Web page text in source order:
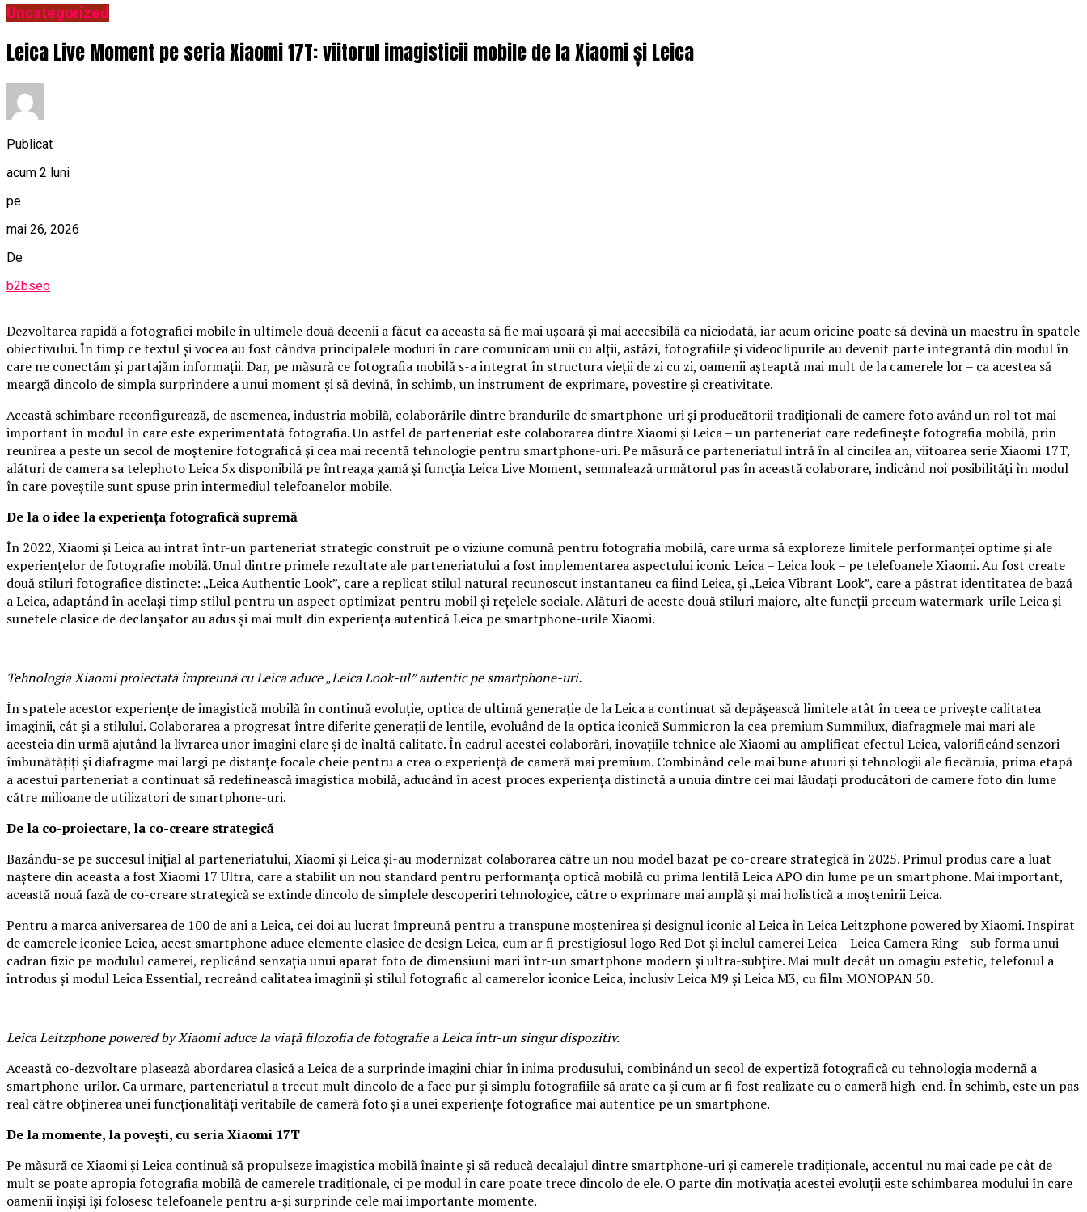
Uncategorized
Leica Live Moment pe seria Xiaomi 17T: viitorul imagisticii mobile de la Xiaomi și Leica
Publicat
acum 2 luni
pe
mai 26, 2026
De
b2bseo
Dezvoltarea rapidă a fotografiei mobile în ultimele două decenii a făcut ca aceasta să fie mai ușoară și mai accesibilă ca niciodată, iar acum oricine poate să devină un maestru în spatele
obiectivului. În timp ce textul și vocea au fost cândva principalele moduri în care comunicam unii cu alții, astăzi, fotografiile și videoclipurile au devenit parte integrantă din modul în
care ne conectăm și partajăm informații. Dar, pe măsură ce fotografia mobilă s-a integrat în structura vieții de zi cu zi, oamenii așteaptă mai mult de la camerele lor – ca acestea să
meargă dincolo de simpla surprindere a unui moment și să devină, în schimb, un instrument de exprimare, povestire și creativitate.
Această schimbare reconfigurează, de asemenea, industria mobilă, colaborările dintre brandurile de smartphone-uri și producătorii tradiționali de camere foto având un rol tot mai
important în modul în care este experimentată fotografia. Un astfel de parteneriat este colaborarea dintre Xiaomi și Leica – un parteneriat care redefinește fotografia mobilă, prin
reunirea a peste un secol de moștenire fotografică și cea mai recentă tehnologie pentru smartphone-uri. Pe măsură ce parteneriatul intră în al cincilea an, viitoarea serie Xiaomi 17T,
alături de camera sa telephoto Leica 5x disponibilă pe întreaga gamă și funcția Leica Live Moment, semnalează următorul pas în această colaborare, indicând noi posibilități în modul
în care poveștile sunt spuse prin intermediul telefoanelor mobile.
De la o idee la experiența fotografică supremă
În 2022, Xiaomi și Leica au intrat într-un parteneriat strategic construit pe o viziune comună pentru fotografia mobilă, care urma să exploreze limitele performanței optime și ale
experiențelor de fotografie mobilă. Unul dintre primele rezultate ale parteneriatului a fost implementarea aspectului iconic Leica – Leica look – pe telefoanele Xiaomi. Au fost create
două stiluri fotografice distincte: „Leica Authentic Look”, care a replicat stilul natural recunoscut instantaneu ca fiind Leica, și „Leica Vibrant Look”, care a păstrat identitatea de bază
a Leica, adaptând în același timp stilul pentru un aspect optimizat pentru mobil și rețelele sociale. Alături de aceste două stiluri majore, alte funcții precum watermark-urile Leica și
sunetele clasice de declanșator au adus și mai mult din experiența autentică Leica pe smartphone-urile Xiaomi.
Tehnologia Xiaomi proiectată împreună cu Leica aduce „Leica Look-ul” autentic pe smartphone-uri.
În spatele acestor experiențe de imagistică mobilă în continuă evoluție, optica de ultimă generație de la Leica a continuat să depășească limitele atât în ceea ce privește calitatea
imaginii, cât și a stilului. Colaborarea a progresat între diferite generații de lentile, evoluând de la optica iconică Summicron la cea premium Summilux, diafragmele mai mari ale
acesteia din urmă ajutând la livrarea unor imagini clare și de înaltă calitate. În cadrul acestei colaborări, inovațiile tehnice ale Xiaomi au amplificat efectul Leica, valorificând senzori
îmbunătățiți și diafragme mai largi pe distanțe focale cheie pentru a crea o experiență de cameră mai premium. Combinând cele mai bune atuuri și tehnologii ale fiecăruia, prima etapă
a acestui parteneriat a continuat să redefinească imagistica mobilă, aducând în acest proces experiența distinctă a unuia dintre cei mai lăudați producători de camere foto din lume
către milioane de utilizatori de smartphone-uri.
De la co-proiectare, la co-creare strategică
Bazându-se pe succesul inițial al parteneriatului, Xiaomi și Leica și-au modernizat colaborarea către un nou model bazat pe co-creare strategică în 2025. Primul produs care a luat
naștere din aceasta a fost Xiaomi 17 Ultra, care a stabilit un nou standard pentru performanța optică mobilă cu prima lentilă Leica APO din lume pe un smartphone. Mai important,
această nouă fază de co-creare strategică se extinde dincolo de simplele descoperiri tehnologice, către o exprimare mai amplă și mai holistică a moștenirii Leica.
Pentru a marca aniversarea de 100 de ani a Leica, cei doi au lucrat împreună pentru a transpune moștenirea și designul iconic al Leica în Leica Leitzphone powered by Xiaomi. Inspirat
de camerele iconice Leica, acest smartphone aduce elemente clasice de design Leica, cum ar fi prestigiosul logo Red Dot și inelul camerei Leica – Leica Camera Ring – sub forma unui
cadran fizic pe modulul camerei, replicând senzația unui aparat foto de dimensiuni mari într-un smartphone modern și ultra-subțire. Mai mult decât un omagiu estetic, telefonul a
introdus și modul Leica Essential, recreând calitatea imaginii și stilul fotografic al camerelor iconice Leica, inclusiv Leica M9 și Leica M3, cu film MONOPAN 50.
Leica Leitzphone powered by Xiaomi aduce la viață filozofia de fotografie a Leica într-un singur dispozitiv.
Această co-dezvoltare plasează abordarea clasică a Leica de a surprinde imagini chiar în inima produsului, combinând un secol de expertiză fotografică cu tehnologia modernă a
smartphone-urilor. Ca urmare, parteneriatul a trecut mult dincolo de a face pur și simplu fotografiile să arate ca și cum ar fi fost realizate cu o cameră high-end. În schimb, este un pas
real către obținerea unei funcționalități veritabile de cameră foto și a unei experiențe fotografice mai autentice pe un smartphone.
De la momente, la povești, cu seria Xiaomi 17T
Pe măsură ce Xiaomi și Leica continuă să propulseze imagistica mobilă înainte și să reducă decalajul dintre smartphone-uri și camerele tradiționale, accentul nu mai cade pe cât de
mult se poate apropia fotografia mobilă de camerele tradiționale, ci pe modul în care poate trece dincolo de ele. O parte din motivația acestei evoluții este schimbarea modului în care
oamenii înșiși își folosesc telefoanele pentru a-și surprinde cele mai importante momente.